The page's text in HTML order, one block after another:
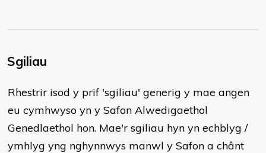
Sgiliau
Rhestrir isod y prif 'sgiliau' generig y mae angen
eu cymhwyso yn y Safon Alwedigaethol
Genedlaethol hon. Mae'r sgiliau hyn yn echblyg /
ymhlyg yng nghynnwys manwl y Safon a chânt